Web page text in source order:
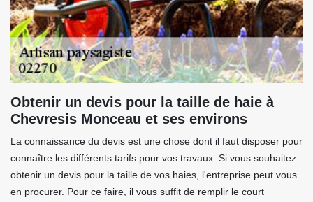
Obtenir un devis pour la taille de haie à
Chevresis Monceau et ses environs
La connaissance du devis est une chose dont il faut disposer pour
connaître les différents tarifs pour vos travaux. Si vous souhaitez
obtenir un devis pour la taille de vos haies, l'entreprise peut vous
en procurer. Pour ce faire, il vous suffit de remplir le court